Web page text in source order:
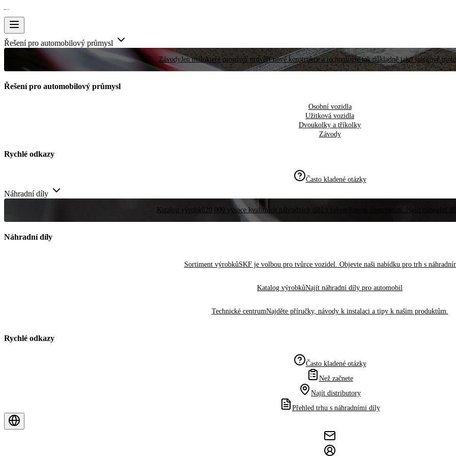
Řešení pro automobilový průmysl
ZávodyJen málokteré prostředí prověří nové konstrukce a technologie tak důkladně jako špičkové
Řešení pro automobilový průmysl
Osobní vozidla
Užitková vozidla
Dvoukolky a tříkolky
Závody
Rychlé odkazy
Často kladené otázky
Náhradní díly
Katalog výrobků20 000 vysoce kvalitních náhradních dílů s celosvětovou dostupností. Najít náhradní
Náhradní díly
Sortiment výrobkůSKF je volbou pro tvůrce vozidel. Objevte naši nabídku pro trh s
Katalog výrobkůNajít náhradní díly pro automobil
Technické centrumNajděte příručky, návody k instalaci a tipy k našim produktům.
Rychlé odkazy
Často kladené otázky
Než začnete
Najít distributory
Přehled trhu s náhradními díly